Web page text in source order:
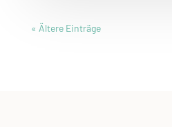
« Ältere Einträge